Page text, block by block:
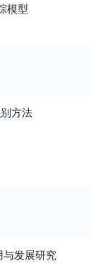
模型
方法
发展研究